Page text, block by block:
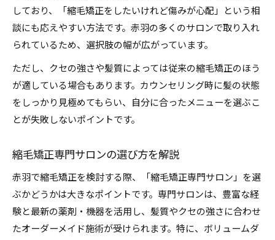
しており、「縮毛矯正をしたいけれど傷みが心配」という相
談にも応えやすい方法です。赤羽の多くのサロンで取り入れ
られているため、選択肢の幅が広がっています。
ただし、クセの強さや髪質によっては従来の縮毛矯正のほう
が適している場合もあります。カウンセリング時に髪の状態
をしっかり見極めてもらい、自分に合ったメニューを選ぶこ
とが失敗しないポイントです。
縮毛矯正専門サロンの選び方を解説
赤羽で縮毛矯正を検討する際、「縮毛矯正専門サロン」を選
ぶかどうかは大きなポイントです。専門サロンは、豊富な経
験と最新の薬剤・機器を活用し、髪質やクセの強さに合わせ
たオーダーメイド施術が受けられます。特に、ボリュームダ